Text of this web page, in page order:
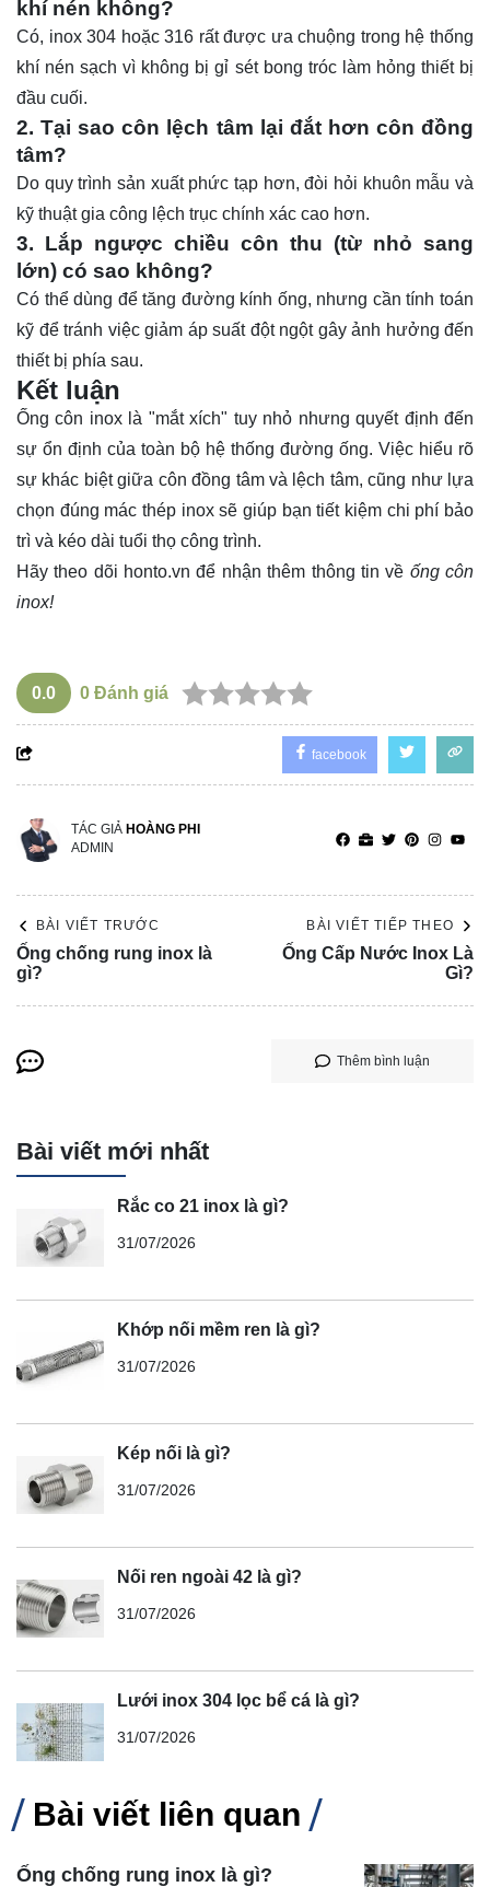
khí nén không?
Có, inox 304 hoặc 316 rất được ưa chuộng trong hệ thống
khí nén sạch vì không bị gỉ sét bong tróc làm hỏng thiết bị
đầu cuối.
2. Tại sao côn lệch tâm lại đắt hơn côn đồng
tâm?
Do quy trình sản xuất phức tạp hơn, đòi hỏi khuôn mẫu và
kỹ thuật gia công lệch trục chính xác cao hơn.
3. Lắp ngược chiều côn thu (từ nhỏ sang
lớn) có sao không?
Có thể dùng để tăng đường kính ống, nhưng cần tính toán
kỹ để tránh việc giảm áp suất đột ngột gây ảnh hưởng đến
thiết bị phía sau.
Kết luận
Ống côn inox là "mắt xích" tuy nhỏ nhưng quyết định đến
sự ổn định của toàn bộ hệ thống đường ống. Việc hiểu rõ
sự khác biệt giữa côn đồng tâm và lệch tâm, cũng như lựa
chọn đúng mác thép inox sẽ giúp bạn tiết kiệm chi phí bảo
trì và kéo dài tuổi thọ công trình.
Hãy theo dõi honto.vn để nhận thêm thông tin về ống côn
inox!
0.0 0 Đánh giá
facebook
TÁC GIẢ HOÀNG PHI
ADMIN
BÀI VIẾT TRƯỚC
Ống chống rung inox là
gì?
BÀI VIẾT TIẾP THEO
Ống Cấp Nước Inox Là
Gì?
Thêm bình luận
Bài viết mới nhất
Rắc co 21 inox là gì?
31/07/2026
Khớp nối mềm ren là gì?
31/07/2026
Kép nối là gì?
31/07/2026
Nối ren ngoài 42 là gì?
31/07/2026
Lưới inox 304 lọc bể cá là gì?
31/07/2026
Bài viết liên quan
Ống chống rung inox là gì?